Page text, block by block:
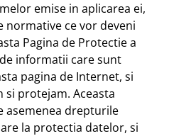
emise in aplicarea ei,
normative ce vor deveni
Pagina de Protectie a
informatii care sunt
pagina de Internet, si
si protejam. Aceasta
asemenea drepturile
la protectia datelor, si